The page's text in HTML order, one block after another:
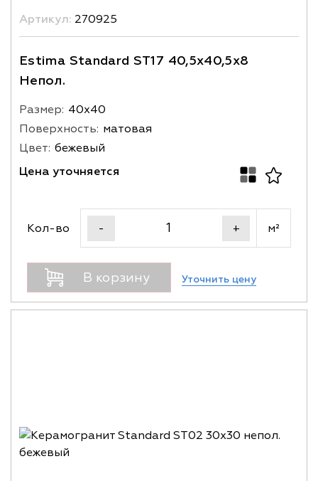
Артикул: 270925
Estima Standard ST17 40,5x40,5x8
Непол.
Размер: 40х40
Поверхность: матовая
Цвет: бежевый
Цена уточняется
Кол-во - + м²
В корзину Уточнить цену